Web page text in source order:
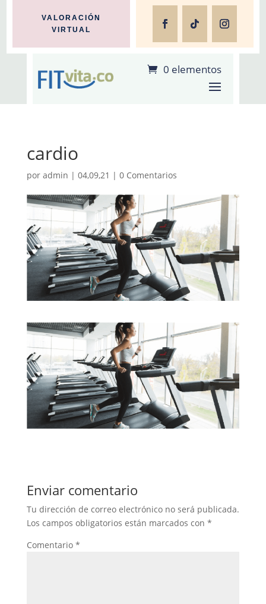
VALORACIÓN
VIRTUAL
0 elementos
cardio
por admin | 04,09,21 | 0 Comentarios
Enviar comentario
Tu dirección de correo electrónico no será publicada.
Los campos obligatorios están marcados con *
Comentario *